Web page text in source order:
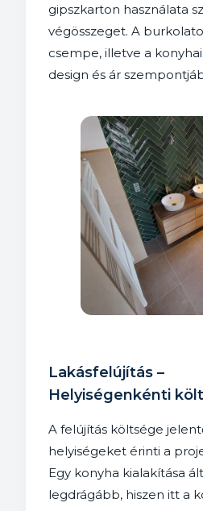
gipszkarton használata
végösszeget. A
csempe, illetve a
design és ár
Lakásfelújítás –
Helyiségenkénti
A felújítás költsége
helyiségeket érinti a
Egy konyha kialakítása
legdrágább, hiszen itt a